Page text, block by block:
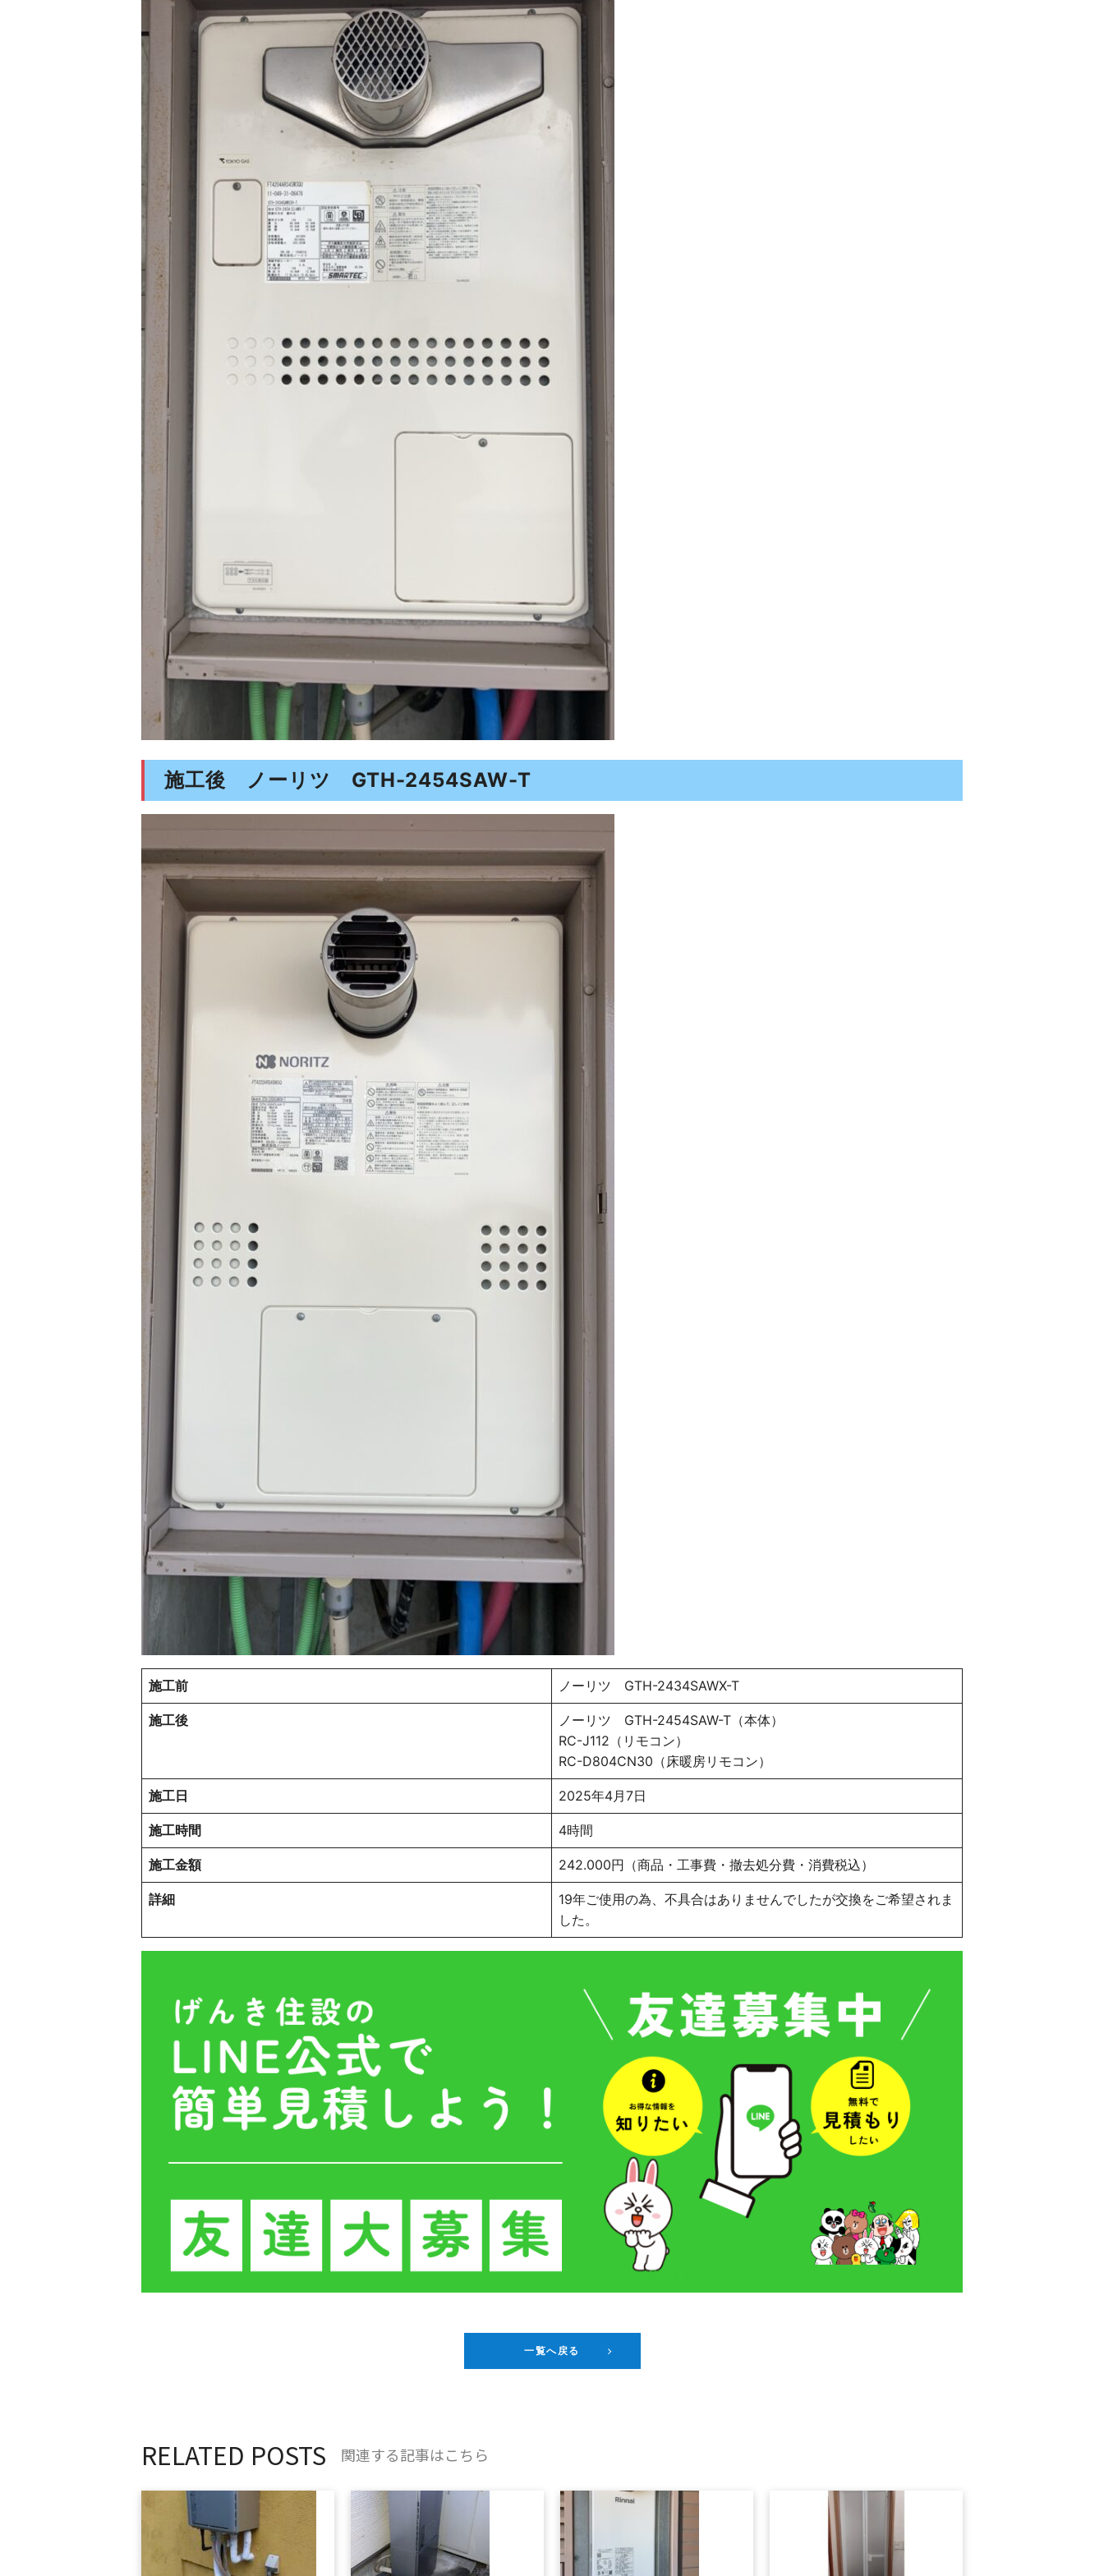
施工後 ノーリツ GTH-2454SAW-T
施工前 ノーリツ GTH-2434SAWX-T
施工後
ノーリツ GTH-2454SAW-T（本体）
RC-J112（リモコン）
RC-D804CN30（床暖房リモコン）
施工日 2025年4月7日
施工時間 4時間
施工金額 242.000円（商品・工事費・撤去処分費・消費税込）
詳細
19年ご使用の為、不具合はありませんでしたが交換をご希望されま
した。
一覧へ戻る
RELATED POSTS 関連する記事はこちら